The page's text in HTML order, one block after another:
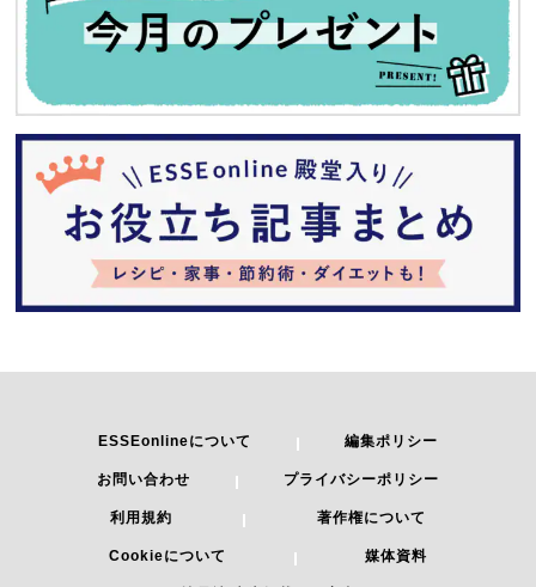
ESSEonlineについて 編集ポリシー
お問い合わせ プライバシーポリシー
利用規約 著作権について
Cookieについて 媒体資料